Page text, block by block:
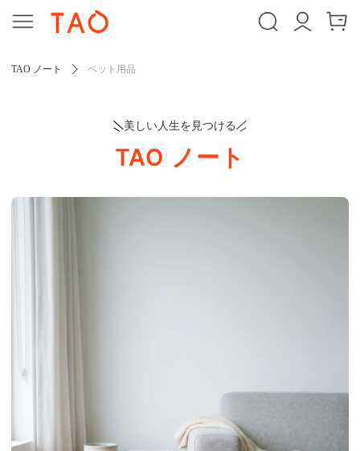
TAO ノート ペット用品
美しい人生を見つける
TAO ノート